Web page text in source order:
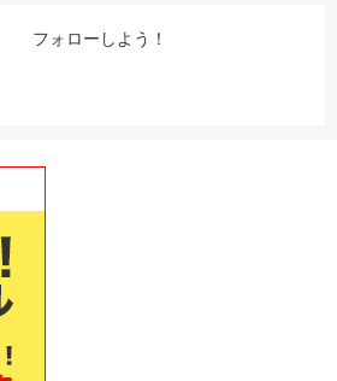
フォローしよう！